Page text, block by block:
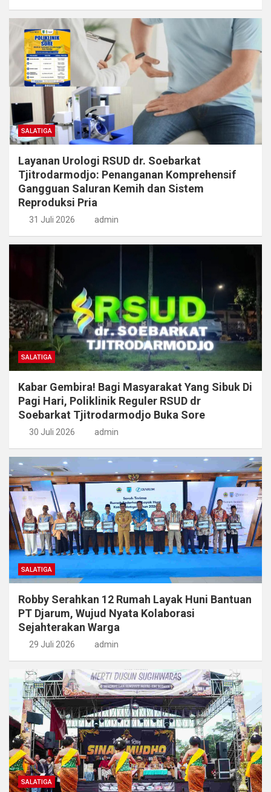
SALATIGA
Layanan Urologi RSUD dr. Soebarkat
Tjitrodarmodjo: Penanganan Komprehensif
Gangguan Saluran Kemih dan Sistem
Reproduksi Pria
31 Juli 2026 admin
SALATIGA
Kabar Gembira! Bagi Masyarakat Yang Sibuk Di
Pagi Hari, Poliklinik Reguler RSUD dr
Soebarkat Tjitrodarmodjo Buka Sore
30 Juli 2026 admin
SALATIGA
Robby Serahkan 12 Rumah Layak Huni Bantuan
PT Djarum, Wujud Nyata Kolaborasi
Sejahterakan Warga
29 Juli 2026 admin
SALATIGA